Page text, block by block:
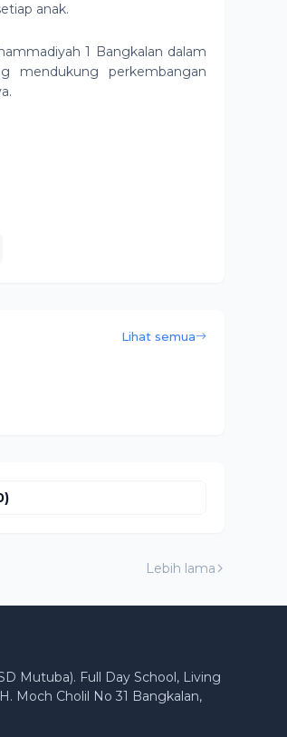
anak.
1 Bangkalan dalam
mendukung perkembangan
Lihat semua
Lebih lama
Mutuba). Full Day School, Living
Moch Cholil No 31 Bangkalan,